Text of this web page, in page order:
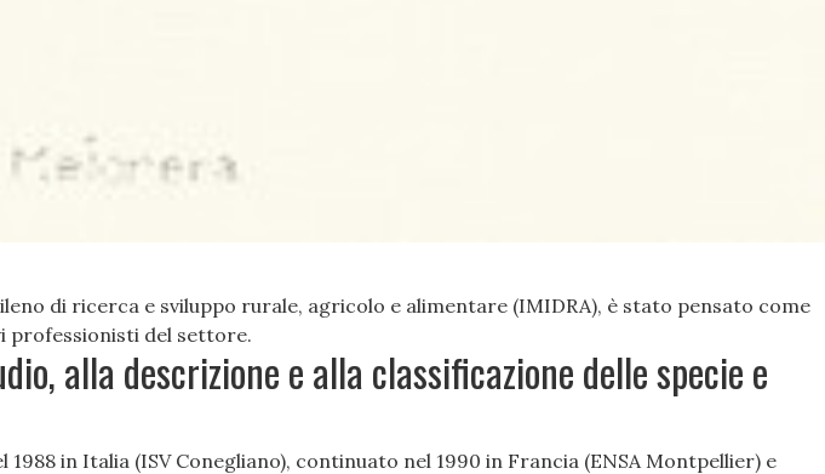
di ricerca e sviluppo rurale, agricolo e alimentare (IMIDRA), è stato pensato come
professionisti del settore.
alla descrizione e alla classificazione delle specie e
in Italia (ISV Conegliano), continuato nel 1990 in Francia (ENSA Montpellier) e